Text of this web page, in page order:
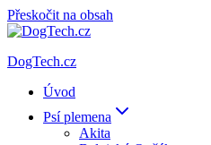
Přeskočit na obsah
DogTech.cz
Úvod
Psí plemena
Akita